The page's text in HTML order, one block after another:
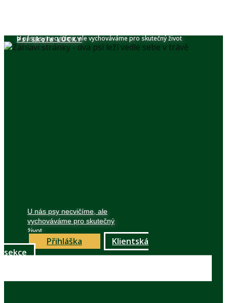
U nás psy necvičíme, ale vychováváme pro skutečný život
Psí škola​ LUCKY
U nás psy necvičíme, ale
vychováváme pro skutečný
život
Přihláška
Klientská
sekce